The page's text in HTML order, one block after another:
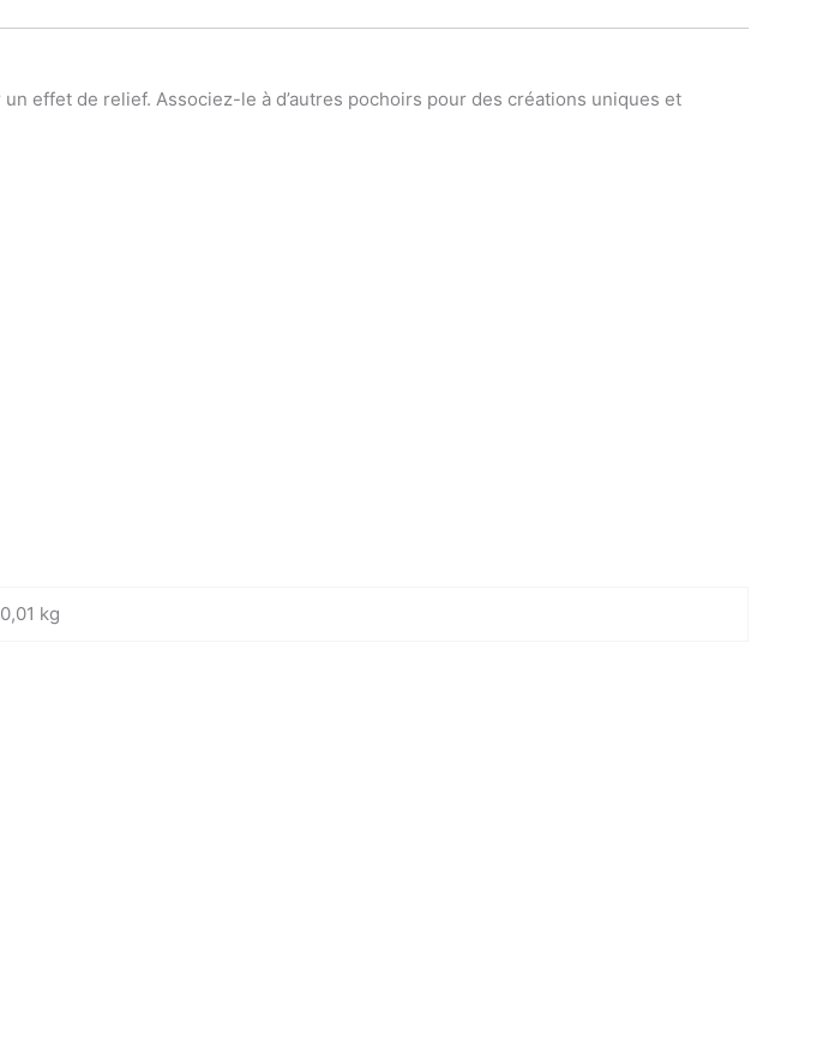
effet de relief. Associez-le à d’autres pochoirs pour des créations uniques et
0,01 kg